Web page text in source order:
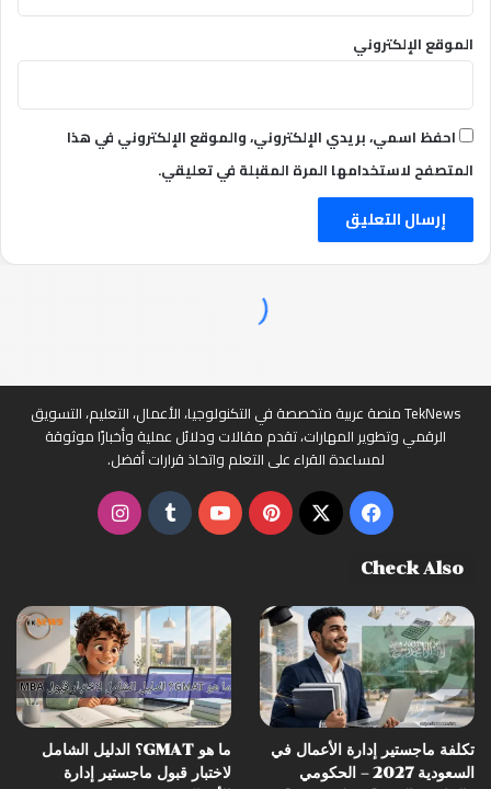
الموقع الإلكتروني
احفظ اسمي، بريدي الإلكتروني، والموقع الإلكتروني في هذا
المتصفح لاستخدامها المرة المقبلة في تعليقي.
TekNews منصة عربية متخصصة في التكنولوجيا، الأعمال، التعليم، التسويق
الرقمي وتطوير المهارات، تقدم مقالات ودلائل عملية وأخبارًا موثوقة
لمساعدة القراء على التعلم واتخاذ قرارات أفضل.
فيسبوك
‫X بينتيريست‫YouTube انستقرام
Check Also
تكلفة ماجستير إدارة الأعمال في
السعودية 2027 – الحكومي
ما هو GMAT؟ الدليل الشامل
لاختبار قبول ماجستير إدارة